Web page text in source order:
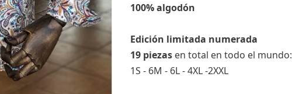
100% algodón
Edición limitada numerada
19 piezas en total en todo el mundo:
1S - 6M - 6L - 4XL -2XXL